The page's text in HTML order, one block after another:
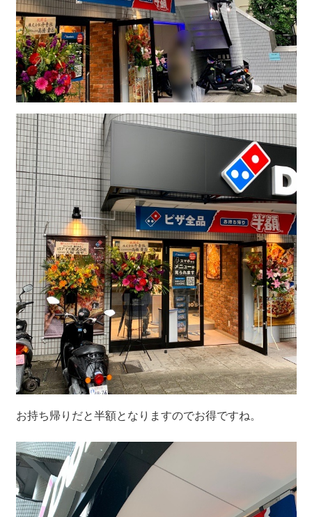
お持ち帰りだと半額となりますのでお得ですね。